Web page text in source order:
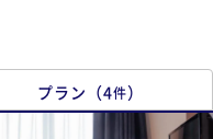
プラン （4件）